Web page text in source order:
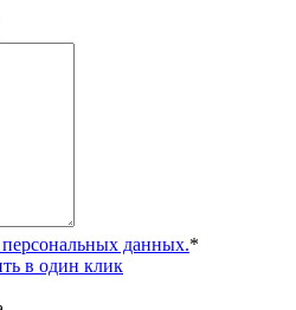
персональных данных.*
в один клик